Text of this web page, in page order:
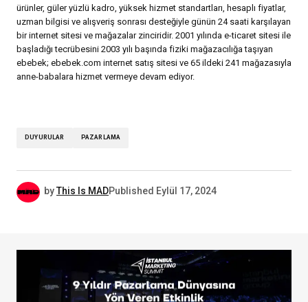
ürünler, güler yüzlü kadro, yüksek hizmet standartları, hesaplı fiyatlar,
uzman bilgisi ve alışveriş sonrası desteğiyle günün 24 saati karşılayan
bir internet sitesi ve mağazalar zinciridir. 2001 yılında e-ticaret sitesi ile
başladığı tecrübesini 2003 yılı başında fiziki mağazacılığa taşıyan
ebebek; ebebek.com internet satış sitesi ve 65 ildeki 241 mağazasıyla
anne-babalara hizmet vermeye devam ediyor.
DUYURULAR PAZARLAMA
byThis Is MADPublished Eylül 17, 2024